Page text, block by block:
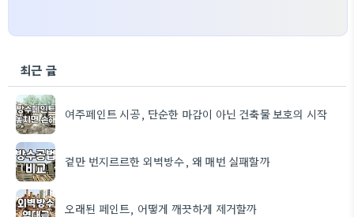
최근 글
여주페인트 시공, 단순한 마감이 아닌 건축물 보호의 시작
겉만 번지르르한 외벽방수, 왜 매번 실패할까
오래된 페인트, 어떻게 깨끗하게 제거할까